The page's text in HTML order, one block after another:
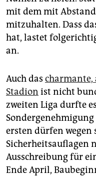
mit dem mit
mitzuhalten. Dass
hat, lastet
an.
Auch das charmante,
Stadion ist nicht
zweiten Liga durfte
ersten dürfen wegen
Sicherheitsauflagen
Ausschreibung für
Ende April,